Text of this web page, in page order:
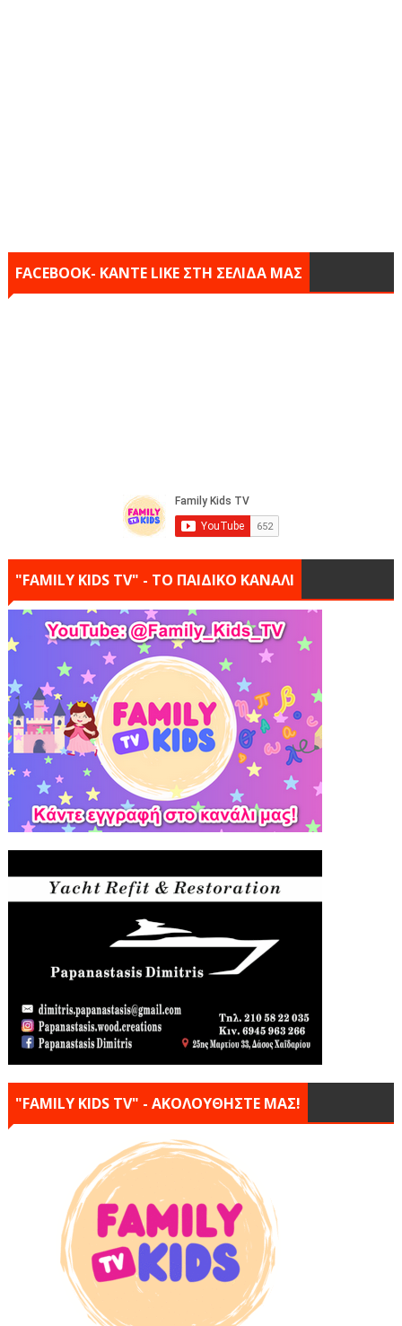
FACEBOOK- KANTE LIKE ΣΤΗ ΣΕΛΙΔΑ ΜΑΣ
"FAMILY KIDS TV" - ΤΟ ΠΑΙΔΙΚΟ ΚΑΝΑΛΙ
"FAMILY KIDS TV" - ΑΚΟΛΟΥΘΗΣΤΕ ΜΑΣ!